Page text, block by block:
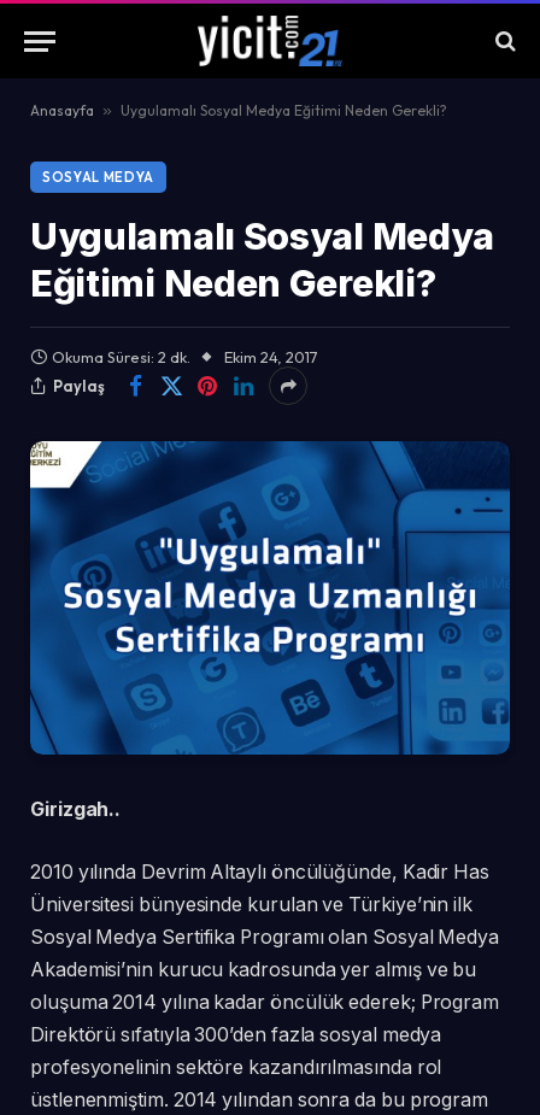
Anasayfa » Uygulamalı Sosyal Medya Eğitimi Neden Gerekli?
SOSYAL MEDYA
Uygulamalı Sosyal Medya
Eğitimi Neden Gerekli?
Okuma Süresi: 2 dk.
Ekim 24, 2017
Paylaş
Girizgah..
2010 yılında Devrim Altaylı öncülüğünde, Kadir Has
Üniversitesi bünyesinde kurulan ve Türkiye’nin ilk
Sosyal Medya Sertifika Programı olan Sosyal Medya
Akademisi’nin kurucu kadrosunda yer almış ve bu
oluşuma 2014 yılına kadar öncülük ederek; Program
Direktörü sıfatıyla 300’den fazla sosyal medya
profesyonelinin sektöre kazandırılmasında rol
üstlenenmiştim. 2014 yılından sonra da bu program